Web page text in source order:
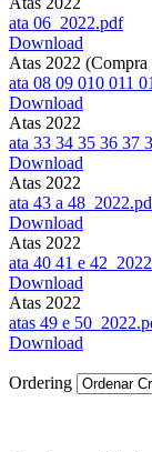
ata 06_2022.pdf
Download
Atas 2022
ata 08 09 010 011
Download
Atas 2022
ata 33 34 35 36 37
Download
Atas 2022
ata 43 a
Download
Atas 2022
ata 40 41 e
Download
Atas 2022
atas 49 e
Download
Ordering